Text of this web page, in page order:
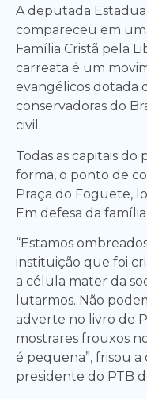
A deputada
compareceu em
Família Cristã pela
carreata é um
evangélicos dotada
conservadoras do
civil.
Todas as capitais do
forma, o ponto de
Praça do Foguete,
Em defesa da
“Estamos
instituição que foi
a célula mater da
lutarmos. Não
adverte no livro de
mostrares frouxos
é pequena”, frisou
presidente do PTB